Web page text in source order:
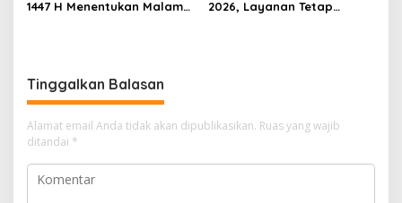
1447 H Menentukan Malam
2026, Layanan Tetap
Tinggalkan Balasan
Alamat email Anda tidak akan dipublikasikan. Ruas yang wajib
ditandai *